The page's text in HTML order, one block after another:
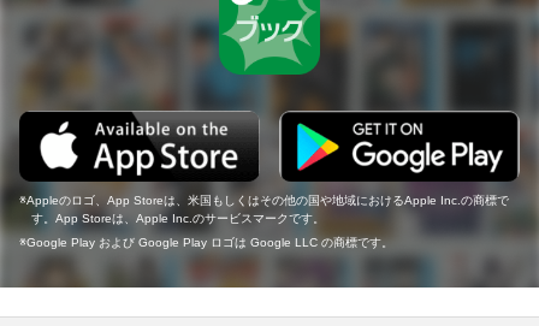
Appleのロゴ、App Storeは、米国もしくはその他の国や地域におけるApple Inc.の商標で
す。App Storeは、Apple Inc.のサービスマークです。
Google Play および Google Play ロゴは Google LLC の商標です。